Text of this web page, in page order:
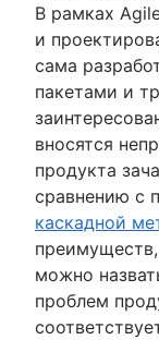
В рамках
и
сама
пакетами и
вносятся
продукта
сравнению с
каскадной
можно
проблем